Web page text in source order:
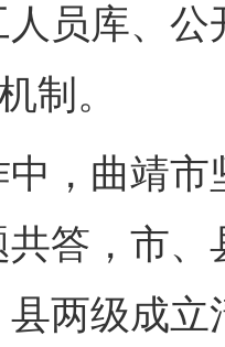
员库、
制。
曲靖市
答，市
两级成